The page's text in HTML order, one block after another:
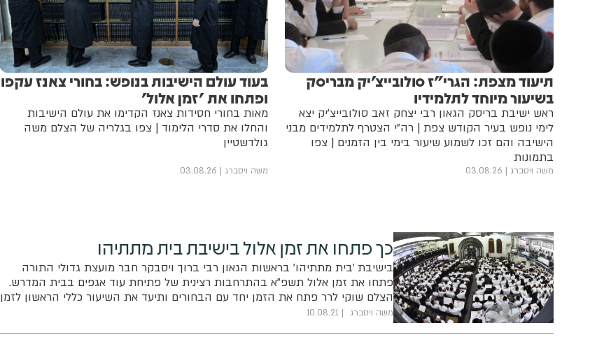
תיעוד מצפת: הגרי"ז סולובייצ'יק מבריסק
בשיעור מיוחד לתלמידיו
ראש ישיבת בריסק הגאון רבי יצחק זאב סולובייצ'יק יצא
לימי נופש בעיר הקודש צפת | רה"י הצטרף לתלמידים מבני
הישיבה והם זכו לשמוע שיעור בימי בין הזמנים | צפו
בתמונות
משה ויסברג 03.08.26
בעוד עולם הישיבות בנופש: בחורי צאנז עקפו
ופתחו את 'זמן אלול'
מאות בחורי חסידות צאנז הקדימו את עולם הישיבות
והחלו את סדרי הלימוד | צפו בגלריה של הצלם משה
גולדשטיין
משה ויסברג 03.08.26
כך פתחו את זמן אלול בישיבת בית מתתיהו
בישיבת 'בית מתתיהו' בראשות הגאון רבי ברוך ויסבקר חבר מועצת גדולי התורה
פתחו את זמן אלול תשפ"א בהתרחבות רצינית של פתיחת עוד אגפים בבית המדרש.
הצלם שוקי לרר פתח את הזמן יחד עם הבחורים ותיעד את השיעור כללי הראשון לזמן
מראש הישיבה
משה ויסברג 10.08.21